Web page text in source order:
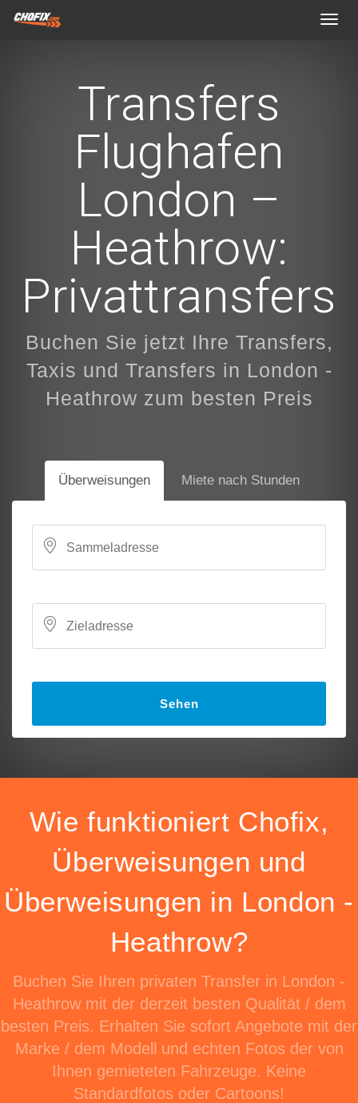
Transfers
Flughafen
London –
Heathrow:
Privattransfers
Buchen Sie jetzt Ihre Transfers,
Taxis und Transfers in London -
Heathrow zum besten Preis
Überweisungen Miete nach Stunden
Sehen
Wie funktioniert Chofix,
Überweisungen und
Überweisungen in London -
Heathrow?
Buchen Sie Ihren privaten Transfer in London -
Heathrow mit der derzeit besten Qualität / dem
besten Preis. Erhalten Sie sofort Angebote mit der
Marke / dem Modell und echten Fotos der von
Ihnen gemieteten Fahrzeuge. Keine
Standardfotos oder Cartoons!